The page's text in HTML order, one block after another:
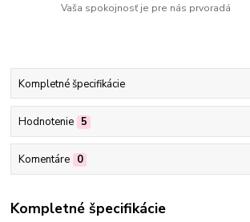
Vaša spokojnosť je pre nás prvoradá
Kompletné špecifikácie
Hodnotenie 5
Komentáre 0
Kompletné špecifikácie